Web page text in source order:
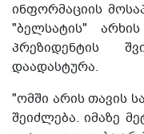
ინფორმაციის
"ბელსატის"
პრეზიდენტის
დაადასტურა.
"ომში არის თავის
შეიძლება. იმაზე